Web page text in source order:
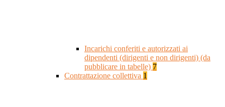
Incarichi conferiti e autorizzati ai
dipendenti (dirigenti e non dirigenti) (da
pubblicare in tabelle) 7
Contrattazione collettiva 1